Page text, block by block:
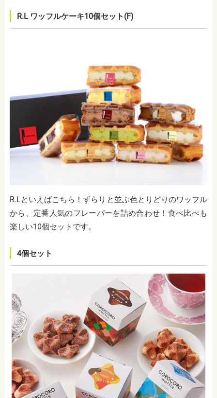
R.L ワッフルケーキ10個セット(F)
R.Lといえばこちら！ずらりと並ぶ色とりどりのワッフル
から、定番人気のフレーバーを詰め合わせ！食べ比べも
楽しい10個セットです。
4個セット